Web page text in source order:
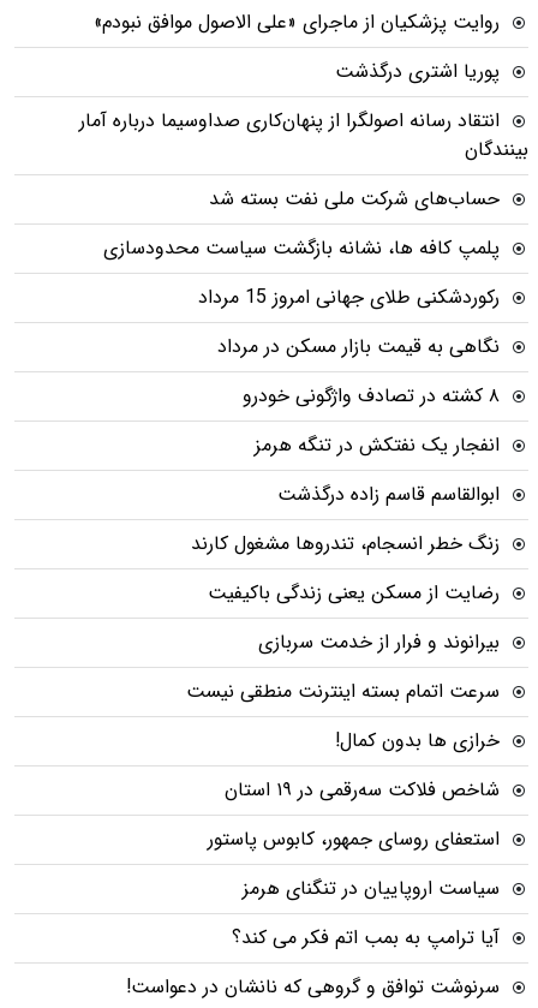
روایت پزشکیان از ماجرای «علی الاصول موافق نبودم»
پوریا اشتری درگذشت
انتقاد رسانه اصولگرا از پنهان‌کاری صداوسیما درباره آمار
بینندگان
حساب‌های شرکت ملی نفت بسته شد
پلمپ کافه ها، نشانه بازگشت سیاست محدودسازی
رکوردشکنی طلای جهانی امروز 15 مرداد
نگاهی به قیمت بازار مسکن در مرداد
۸ کشته در تصادف واژگونی خودرو
انفجار یک نفتکش در تنگه هرمز
ابوالقاسم قاسم زاده درگذشت
زنگ خطر انسجام، تندروها مشغول کارند
رضایت از مسکن یعنی زندگی باکیفیت
بیرانوند و فرار از خدمت سربازی
سرعت اتمام بسته‌ اینترنت منطقی نیست
خرازی ها بدون کمال!
شاخص فلاکت سه‌رقمی در ۱۹ استان
استعفای روسای جمهور، کابوس پاستور
سیاست اروپاییان در تنگنای هرمز
آیا ترامپ به بمب اتم فکر می کند؟
سرنوشت توافق و گروهی که نانشان در دعواست!